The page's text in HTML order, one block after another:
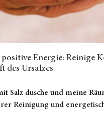
Energie: Reinige
des Ursalzes
Salz dusche und meine
Reinigung und